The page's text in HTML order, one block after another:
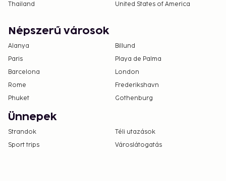
Thailand
United States of America
Népszerű városok
Alanya
Billund
Paris
Playa de Palma
Barcelona
London
Rome
Frederikshavn
Phuket
Gothenburg
Ünnepek
Strandok
Téli utazások
Sport trips
Városlátogatás